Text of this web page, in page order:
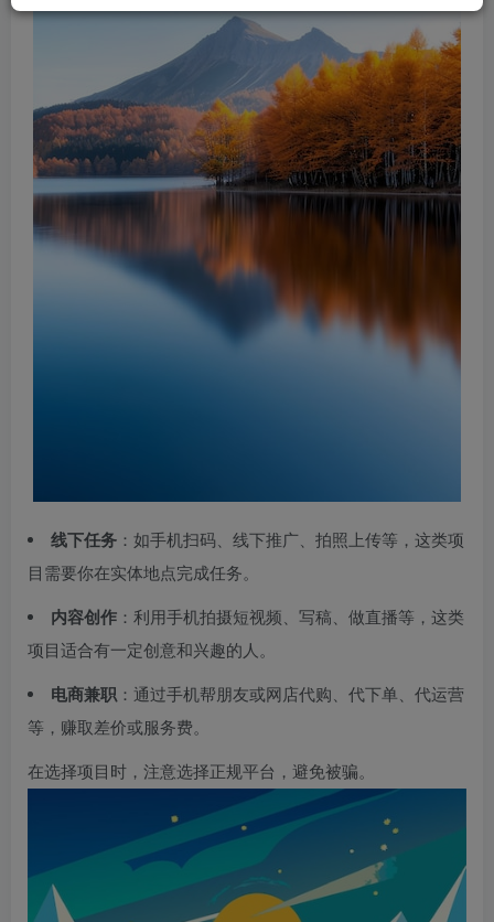
线下任务 ：如手机扫码、线下推广、拍照上传等，这类项
目需要你在实体地点完成任务。
内容创作 ：利用手机拍摄短视频、写稿、做直播等，这类
项目适合有一定创意和兴趣的人。
电商兼职 ：通过手机帮朋友或网店代购、代下单、代运营
等，赚取差价或服务费。
在选择项目时，注意选择正规平台，避免被骗。